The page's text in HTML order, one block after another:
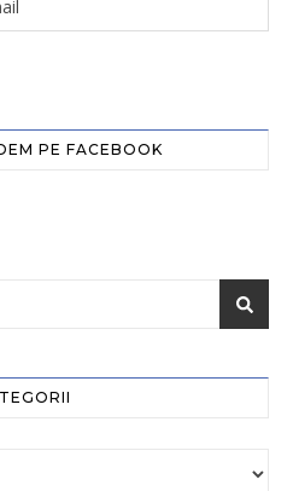
PE FACEBOOK